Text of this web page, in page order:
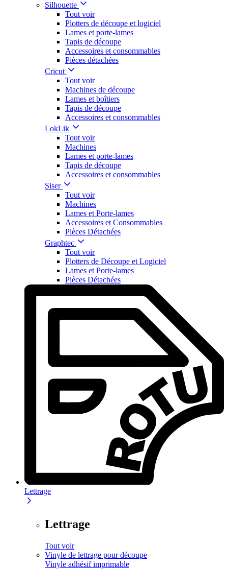
Silhouette
Tout voir
Plotters de découpe et logiciel
Lames et porte-lames
Tapis de découpe
Accessoires et consommables
Pièces détachées
Cricut
Tout voir
Machines de découpe
Lames et boîtiers
Tapis de découpe
Accessoires et consommables
LokLik
Tout voir
Machines
Lames et porte-lames
Tapis de découpe
Accessoires et consommables
Siser
Tout voir
Machines
Lames et Porte-lames
Accessoires et Consommables
Pièces Détachées
Graphtec
Tout voir
Plotters de Découpe et Logiciel
Lames et Porte-lames
Pièces Détachées
Lettrage
Lettrage
Tout voir
Vinyle de lettrage pour découpe
Vinyle adhésif imprimable